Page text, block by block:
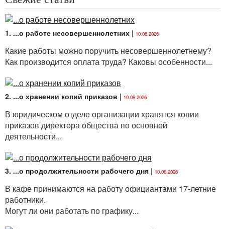
учета рабочего времени отработал все 22 рабочих
дня, все календарные дни августа, в том числе
выходные дни, включаются в рабочий год.
в том числе выходные дни, включаются в рабочий
год, если работник со сменным режимом работы
отработал все рабочие смены по графику сменности
на соответствующий месяц;
2) время, которое работник не работал, но за ним
согласно законодательству или коллективному
договору сохранялись прежняя работа и заработная
плата либо ему выплачивалось пособие по
исключением времени отпуска по уходу за ребенком
до достижения им возраста трех лет. Так, в рабочий
временной нетрудоспособности, период отпуска по
беременности и родам и т.п.;
1. ...о работе несовершеннолетних | 10.08.2026
Какие работы можно поручить несовершеннолетнему?
Как производится оплата труда? Каковы особенности...
2. ...о хранении копий приказов | 10.08.2026
В юридическом отделе организации хранятся копии
приказов директора общества по основной
деятельности...
3. ...о продолжительности рабочего дня | 10.08.2026
В кафе принимаются на работу официантами 17-летние
работники.
Могут ли они работать по графику...